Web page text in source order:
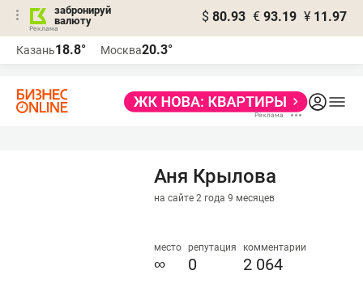
забронируй
валюту
$ 80.93 € 93.19 ¥ 11.97
Казань18.8° Москва20.3°
Аня Крылова
на сайте 2 года 9 месяцев
место
∞
репутация
0
комментарии
2 064